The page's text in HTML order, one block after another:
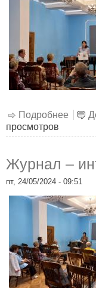
Подробнее о
просмотров
Журнал –
пт, 24/05/2024 - 09:51